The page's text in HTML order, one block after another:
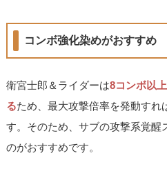
コンボ強化染めがおすすめ
衛宮士郎＆ライダーは8コンボ以
るため、最大攻撃倍率を発動すれ
す。そのため、サブの攻撃系覚醒
のがおすすめです。